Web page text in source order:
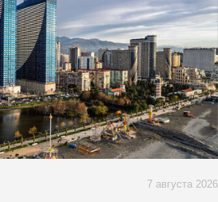
7 августа 2026